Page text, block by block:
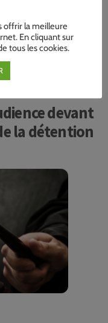
devant
la détention
offrir la meilleure
En cliquant sur
tous les cookies.